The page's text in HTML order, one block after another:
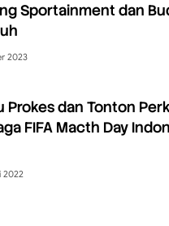
Sportainment dan
2023
Prokes dan Tonton
FIFA Macth Day
2022